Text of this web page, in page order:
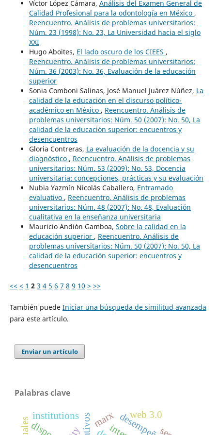
Víctor López Cámara, Análisis del Examen General de
Calidad Profesional para la odontología en México ,
Reencuentro. Análisis de problemas universitarios:
Núm. 23 (1998): No. 23, La Universidad hacia el siglo
XXI
Hugo Aboites, El lado oscuro de los CIEES ,
Reencuentro. Análisis de problemas universitarios:
Núm. 36 (2003): No. 36, Evaluación de la educación
superior
Sonia Comboni Salinas, José Manuel Juárez Núñez, La
calidad de la educación en el discurso político-
académico en México , Reencuentro. Análisis de
problemas universitarios: Núm. 50 (2007): No. 50, La
calidad de la educación superior: encuentros y
desencuentros
Gloria Contreras, La evaluación de la docencia y su
diagnóstico , Reencuentro. Análisis de problemas
universitarios: Núm. 53 (2009): No. 53, Docencia
universitaria: concepciones, prácticas y su evaluación
Nubia Yazmín Nicolás Caballero, Entramado
evaluativo , Reencuentro. Análisis de problemas
universitarios: Núm. 48 (2007): No. 48, Evaluación
cualitativa en la enseñanza universitaria
Mauricio Andión Gamboa, Sobre la calidad en la
educación superior , Reencuentro. Análisis de
problemas universitarios: Núm. 50 (2007): No. 50, La
calidad de la educación superior: encuentros y
desencuentros
<< < 1 2 3 4 5 6 7 8 9 10 > >>
También puede Iniciar una búsqueda de similitud avanzada
para este artículo.
Enviar un artículo
Palabras clave
institutions marx web 3.0